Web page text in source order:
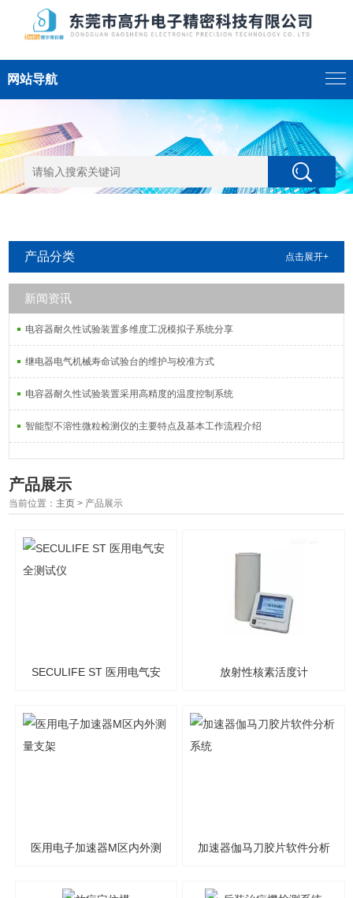
网站导航
产品分类 点击展开+
新闻资讯
电容器耐久性试验装置多维度工况模拟子系统分享
继电器电气机械寿命试验台的维护与校准方式
电容器耐久性试验装置采用高精度的温度控制系统
智能型不溶性微粒检测仪的主要特点及基本工作流程介绍
产品展示
当前位置： 主页 > 产品展示
SECULIFE ST 医用电气安 放射性核素活度计
医用电子加速器M区内外测 加速器伽马刀胶片软件分析